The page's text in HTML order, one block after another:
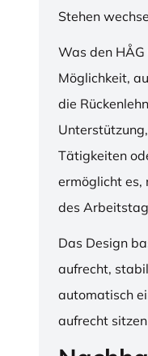
Stehen
Was den
Möglichkeit,
die
Tätigkeiten
ermöglicht es,
des
Das Design
aufrecht,
automatisch
aufrecht